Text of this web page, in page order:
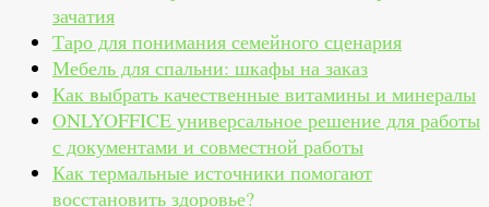
зачатия
Таро для понимания семейного сценария
Мебель для спальни: шкафы на заказ
Как выбрать качественные витамины и минералы
ONLYOFFICE универсальное решение для работы
с документами и совместной работы
Как термальные источники помогают
восстановить здоровье?